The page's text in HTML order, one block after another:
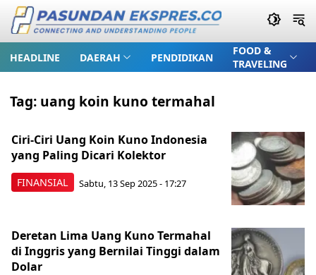
HEADLINE DAERAH PENDIDIKAN
FOOD &
TRAVELING
Tag: uang koin kuno termahal
FINANSIAL
Ciri-Ciri Uang Koin Kuno Indonesia
yang Paling Dicari Kolektor
Sabtu, 13 Sep 2025 - 17:27
Deretan Lima Uang Kuno Termahal
di Inggris yang Bernilai Tinggi dalam
Dolar